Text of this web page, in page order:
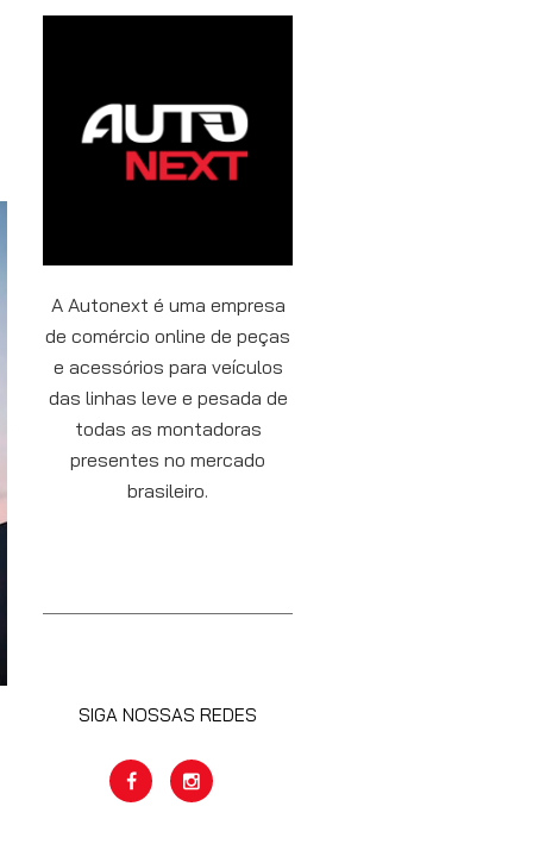
A Autonext é uma empresa
de comércio online de peças
e acessórios para veículos
das linhas leve e pesada de
todas as montadoras
presentes no mercado
brasileiro.
SIGA NOSSAS REDES